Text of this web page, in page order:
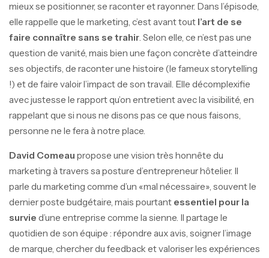
mieux se positionner, se raconter et rayonner. Dans l’épisode,
elle rappelle que le marketing, c’est avant tout l’art de se
faire connaître sans se trahir. Selon elle, ce n’est pas une
question de vanité, mais bien une façon concrète d’atteindre
ses objectifs, de raconter une histoire (le fameux storytelling
!) et de faire valoir l’impact de son travail. Elle décomplexifie
avec justesse le rapport qu’on entretient avec la visibilité, en
rappelant que si nous ne disons pas ce que nous faisons,
personne ne le fera à notre place.
David Comeau propose une vision très honnête du
marketing à travers sa posture d’entrepreneur hôtelier. Il
parle du marketing comme d’un «mal nécessaire», souvent le
dernier poste budgétaire, mais pourtant essentiel pour la
survie d’une entreprise comme la sienne. Il partage le
quotidien de son équipe : répondre aux avis, soigner l’image
de marque, chercher du feedback et valoriser les expériences